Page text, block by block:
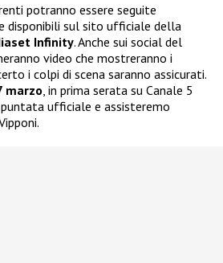
potranno essere seguite
disponibili sul sito ufficiale della
Infinity. Anche sui social del
video che mostreranno i
i colpi di scena saranno assicurati.
marzo , in prima serata su Canale 5
ufficiale e assisteremo